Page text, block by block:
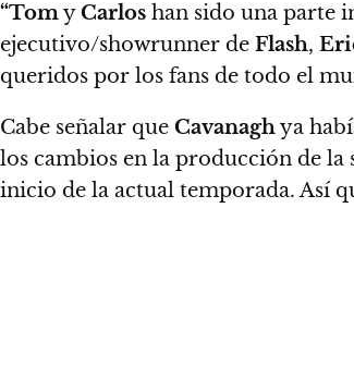
“TomyCarlos han sido una parte
ejecutivo/showrunner de Flash,
queridos por los fans de todo el
Cabe señalar que Cavanaghya
los cambios en la producción de la
inicio de la actual temporada. Así